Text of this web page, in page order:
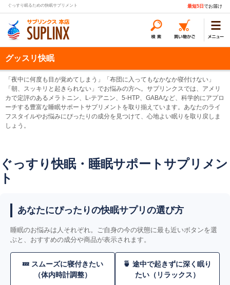
ぐっすり眠るための快眠サプリメント 最短5日 でお届け
グッスリ快眠
「夜中に何度も目が覚めてしまう」「布団に入ってもなかなか寝付けない」
「朝、スッキリと起きられない」でお悩みの方へ。サプリンクスでは、アメリ
カで定評のあるメラトニン、L-テアニン、5-HTP、GABAなど、科学的にアプロ
ーチする豊富な睡眠サポートサプリメントを取り揃えています。あなたのライ
フスタイルやお悩みにぴったりの成分を見つけて、心地よい眠りを取り戻しま
しょう。
ぐっすり快眠・睡眠サポートサプリメン
ト
あなたにぴったりの快眠サプリの選び方
睡眠のお悩みは人それぞれ。ご自身の今の状態に最も近いボタンを選
ぶと、おすすめの成分や商品が表示されます。
💤 スムーズに寝付きたい
（体内時計調整）
🍵 途中で起きずに深く眠り
たい（リラックス）